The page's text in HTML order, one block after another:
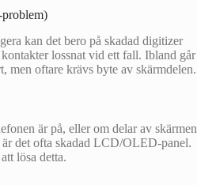
problem)
kan det bero på skadad digitizer
lossnat vid ett fall. Ibland går
men oftare krävs byte av skärmdelen.
är på, eller om delar av skärmen
det ofta skadad LCD/OLED-panel.
lösa detta.